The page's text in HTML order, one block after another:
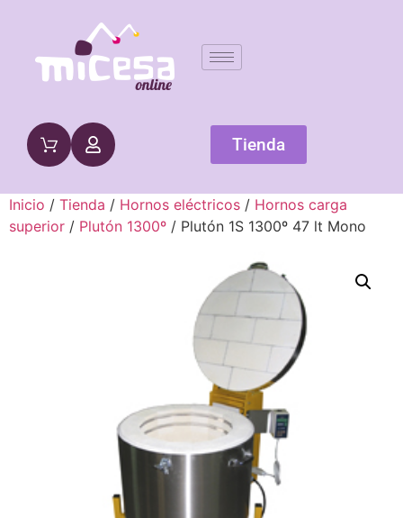
Tienda
Inicio / Tienda / Hornos eléctricos / Hornos carga
superior / Plutón 1300º / Plutón 1S 1300º 47 lt Mono